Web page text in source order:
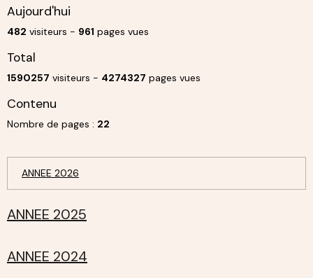
Aujourd'hui
482 visiteurs - 961 pages vues
Total
1590257 visiteurs - 4274327 pages vues
Contenu
Nombre de pages : 22
ANNEE 2026
ANNEE 2025
ANNEE 2024